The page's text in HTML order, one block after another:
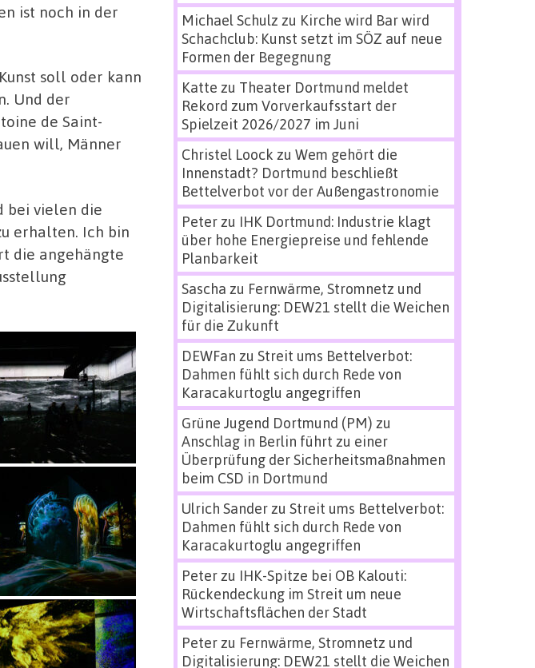
ist noch in der
soll oder kann
Und der
de Saint-
will, Männer
bei vielen die
erhalten. Ich bin
die angehängte
Michael Schulz zu Kirche wird Bar wird
Schachclub: Kunst setzt im SÖZ auf neue
Formen der Begegnung
Katte zu Theater Dortmund meldet
Rekord zum Vorverkaufsstart der
Spielzeit 2026/2027 im Juni
Christel Loock zu Wem gehört die
Innenstadt? Dortmund beschließt
Bettelverbot vor der Außengastronomie
Peterzu IHK Dortmund: Industrie klagt
über hohe Energiepreise und fehlende
Planbarkeit
Sascha zu Fernwärme, Stromnetz und
Digitalisierung: DEW21 stellt die Weichen
für die Zukunft
DEWFan zu Streit ums Bettelverbot:
Dahmen fühlt sich durch Rede von
Karacakurtoglu angegriffen
Grüne Jugend Dortmund (PM) zu
Anschlag in Berlin führt zu einer
Überprüfung der Sicherheitsmaßnahmen
beim CSD in Dortmund
Ulrich Sanderzu Streit ums Bettelverbot:
Dahmen fühlt sich durch Rede von
Karacakurtoglu angegriffen
Peterzu IHK-Spitze bei OB Kalouti:
Rückendeckung im Streit um neue
Wirtschaftsflächen der Stadt
Peterzu Fernwärme, Stromnetz und
Digitalisierung: DEW21 stellt die Weichen